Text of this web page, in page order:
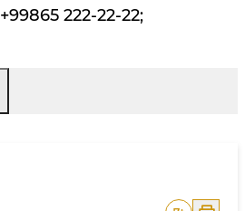
+99865 222-22-22;